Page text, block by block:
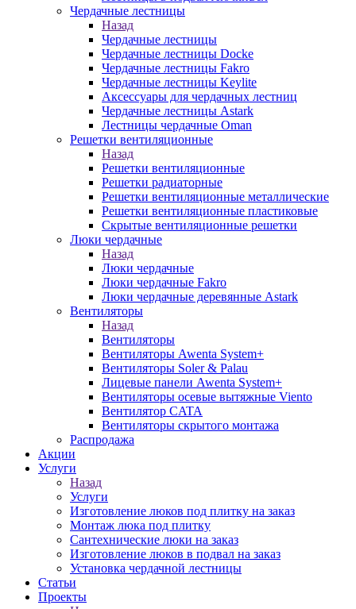
Чердачные лестницы
Назад
Чердачные лестницы
Чердачные лестницы Docke
Чердачные лестницы Fakro
Чердачные лестницы Keylite
Аксессуары для чердачных лестниц
Чердачные лестницы Astark
Лестницы чердачные Oman
Решетки вентиляционные
Назад
Решетки вентиляционные
Решетки радиаторные
Решетки вентиляционные металлические
Решетки вентиляционные пластиковые
Скрытые вентиляционные решетки
Люки чердачные
Назад
Люки чердачные
Люки чердачные Fakro
Люки чердачные деревянные Astark
Вентиляторы
Назад
Вентиляторы
Вентиляторы Awenta System+
Вентиляторы Soler & Palau
Лицевые панели Awenta System+
Вентиляторы осевые вытяжные Viento
Вентилятор CATA
Вентиляторы скрытого монтажа
Распродажа
Акции
Услуги
Назад
Услуги
Изготовление люков под плитку на заказ
Монтаж люка под плитку
Сантехнические люки на заказ
Изготовление люков в подвал на заказ
Установка чердачной лестницы
Статьи
Проекты